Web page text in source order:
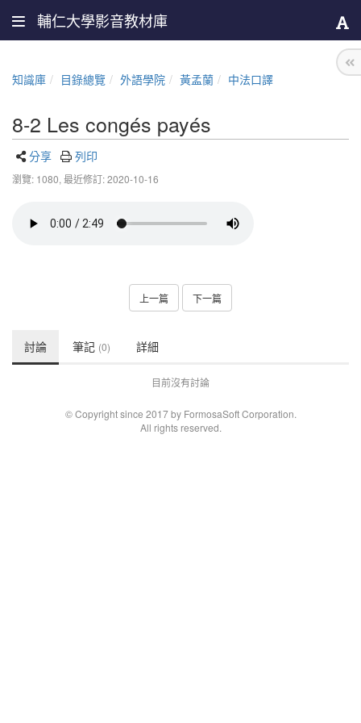
輔仁大學影音教材庫
知識庫 目錄總覽 外語學院 黃孟蘭 中法口譯
8-2 Les congés payés
分享 列印
瀏覽: 1080, 最近修訂: 2020-10-16
上一篇 下一篇
討論 筆記 (0) 詳細
目前沒有討論
© Copyright since 2017 by FormosaSoft Corporation.
All rights reserved.